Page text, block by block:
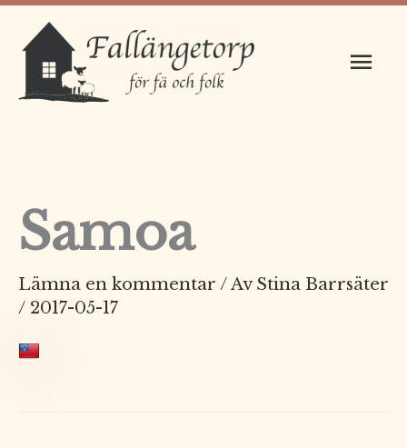
Hoppa
innehåll
Samoa
Lämna en kommentar / Av Stina Barrsäter
/ 2017-05-17